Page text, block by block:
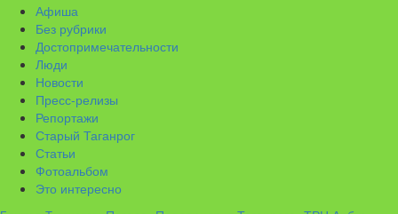
Афиша
Без рубрики
Достопримечательности
Люди
Новости
Пресс-релизы
Репортажи
Старый Таганрог
Статьи
Фотоальбом
Это интересно